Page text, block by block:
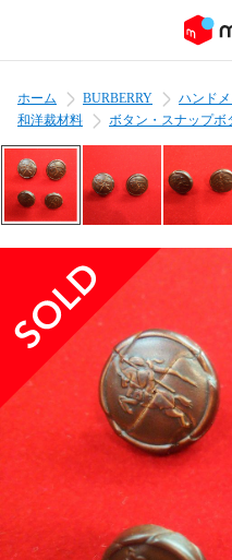
ホーム BURBERRY ハンド
和洋裁材料
ボタン・スナップボ